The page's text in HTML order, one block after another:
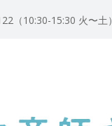
（10:30-15:30 火〜土）